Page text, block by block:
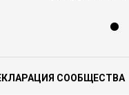
СООБЩЕСТВА